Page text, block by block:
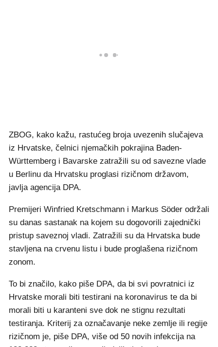
ZBOG, kako kažu, rastućeg broja uvezenih slučajeva
iz Hrvatske, čelnici njemačkih pokrajina Baden-
Württemberg i Bavarske zatražili su od savezne vlade
u Berlinu da Hrvatsku proglasi rizičnom državom,
javlja agencija DPA.
Premijeri Winfried Kretschmann i Markus Söder održali
su danas sastanak na kojem su dogovorili zajednički
pristup saveznoj vladi. Zatražili su da Hrvatska bude
stavljena na crvenu listu i bude proglašena rizičnom
zonom.
To bi značilo, kako piše DPA, da bi svi povratnici iz
Hrvatske morali biti testirani na koronavirus te da bi
morali biti u karanteni sve dok ne stignu rezultati
testiranja. Kriterij za označavanje neke zemlje ili regije
rizičnom je, piše DPA, više od 50 novih infekcija na